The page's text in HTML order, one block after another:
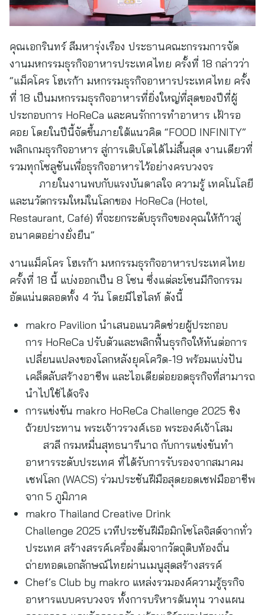
คุณเอกรินทร์ ลีมหารุ่งเรือง ประธานคณะกรรมการจัด
งานมหกรรมธุรกิจอาหารประเทศไทย ครั้งที่ 18 กล่าวว่า
“แม็คโคร โฮเรก้า มหกรรมธุรกิจอาหารประเทศไทย ครั้ง
ที่ 18 เป็นมหกรรมธุรกิจอาหารที่ยิ่งใหญ่ที่สุดของปีที่ผู้
ประกอบการ HoReCa และคนรักการทำอาหาร เฝ้ารอ
คอย โดยในปีนี้จัดขึ้นภายใต้แนวคิด “FOOD INFINITY”
พลิกเกมธุรกิจอาหาร สู่การเติบโตได้ไม่สิ้นสุด งานเดียวที่
รวมทุกโซลูชันเพื่อธุรกิจอาหารไว้อย่างครบวงจร
ภายในงานพบกับแรงบันดาลใจ ความรู้ เทคโนโลยี
และนวัตกรรมใหม่ในโลกของ HoReCa (Hotel,
Restaurant, Café) ที่จะยกระดับธุรกิจของคุณให้ก้าวสู่
อนาคตอย่างยั่งยืน”
งานแม็คโคร โฮเรก้า มหกรรมธุรกิจอาหารประเทศไทย
ครั้งที่ 18 นี้ แบ่งออกเป็น 8 โซน ซึ่งแต่ละโซนมีกิจกรรม
อัดแน่นตลอดทั้ง 4 วัน โดยมีไฮไลท์ ดังนี้
makro Pavilion นำเสนอแนวคิดช่วยผู้ประกอบ
การ HoReCa ปรับตัวและพลิกฟื้นธุรกิจให้ทันต่อการ
เปลี่ยนแปลงของโลกหลังยุคโควิด-19 พร้อมแบ่งปัน
เคล็ดลับสร้างอาชีพ และไอเดียต่อยอดธุรกิจที่สามารถ
นำไปใช้ได้จริง
การแข่งขัน makro HoReCa Challenge 2025 ชิง
ถ้วยประทาน พระเจ้าวรวงศ์เธอ พระองค์เจ้าโสม
สวลี กรมหมื่นสุทธนารีนาถ กับการแข่งขันทำ
อาหารระดับประเทศ ที่ได้รับการรับรองจากสมาคม
เชฟโลก (WACS) ร่วมประชันฝีมือสุดยอดเชฟมืออาชีพ
จาก 5 ภูมิภาค
makro Thailand Creative Drink
Challenge 2025 เวทีประชันฝีมือมิกโซโลจิสต์จากทั่ว
ประเทศ สร้างสรรค์เครื่องดื่มจากวัตถุดิบท้องถิ่น
ถ่ายทอดเอกลักษณ์ไทยผ่านเมนูสุดสร้างสรรค์
Chef’s Club by makro แหล่งรวมองค์ความรู้ธุรกิจ
อาหารแบบครบวงจร ทั้งการบริหารต้นทุน วางแผน